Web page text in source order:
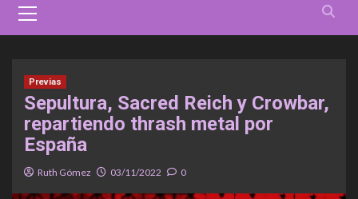
primario
Previas
Sepultura, Sacred Reich y Crowbar,
repartiendo thrash metal por
España
Ruth Gómez 03/11/2022 0